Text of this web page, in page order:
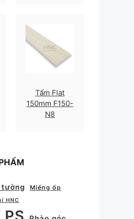
Tấm Flat
150mm F150-
N8
tường
Miếng ốp
HNC